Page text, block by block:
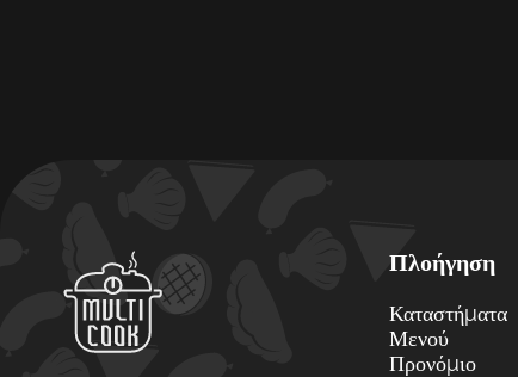
Πλοήγηση
Καταστήματα
Μενού
Προνόμιο